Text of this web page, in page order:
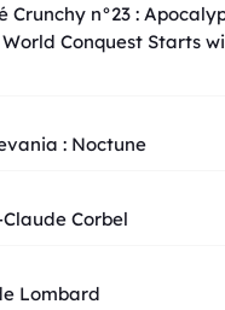
Crunchy n°23 :
Conquest Starts
: Noctune
Corbel
Lombard